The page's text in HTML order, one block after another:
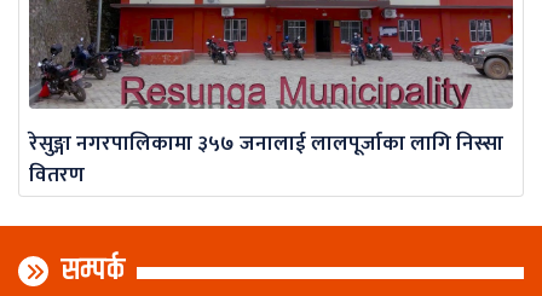
रेसुङ्गा नगरपालिकामा ३५७ जनालाई लालपूर्जाका लागि निस्सा
वितरण
सम्पर्क